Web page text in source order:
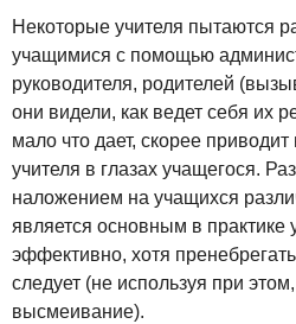
Некоторые учителя пытаются
учащимися с помощью
руководителя, родителей
они видели, как ведет себя их
мало что дает, скорее
учителя в глазах учащегося.
наложением на учащихся
является основным в практике
эффективно, хотя
следует (не используя при
высмеивание).